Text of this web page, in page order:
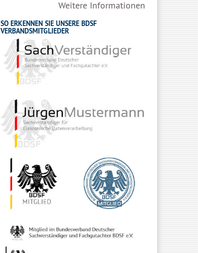
Weitere Informationen
SO ERKENNEN SIE UNSERE BDSF
VERBANDSMITGLIEDER